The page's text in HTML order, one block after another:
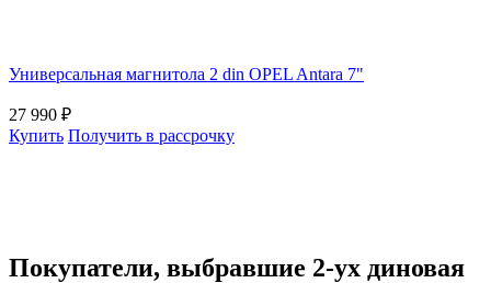
Универсальная магнитола 2 din OPEL Antara 7"
27 990 ₽
Купить Получить в рассрочку
Покупатели, выбравшие 2-ух диновая